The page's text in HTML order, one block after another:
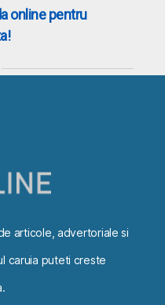
online pentru
articole, advertoriale si
caruia puteti creste